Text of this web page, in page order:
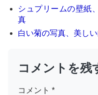
シュプリームの壁紙
真
白い菊の写真、美し
コメントを残
コメント *